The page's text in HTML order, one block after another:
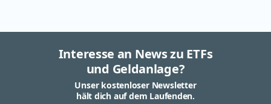
Interesse an News zu ETFs
und Geldanlage?
Unser kostenloser Newsletter
hält dich auf dem Laufenden.